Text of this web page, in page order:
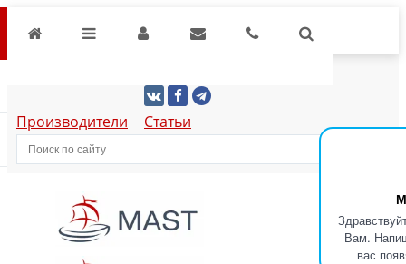
Вам.
вас
Производители Статьи